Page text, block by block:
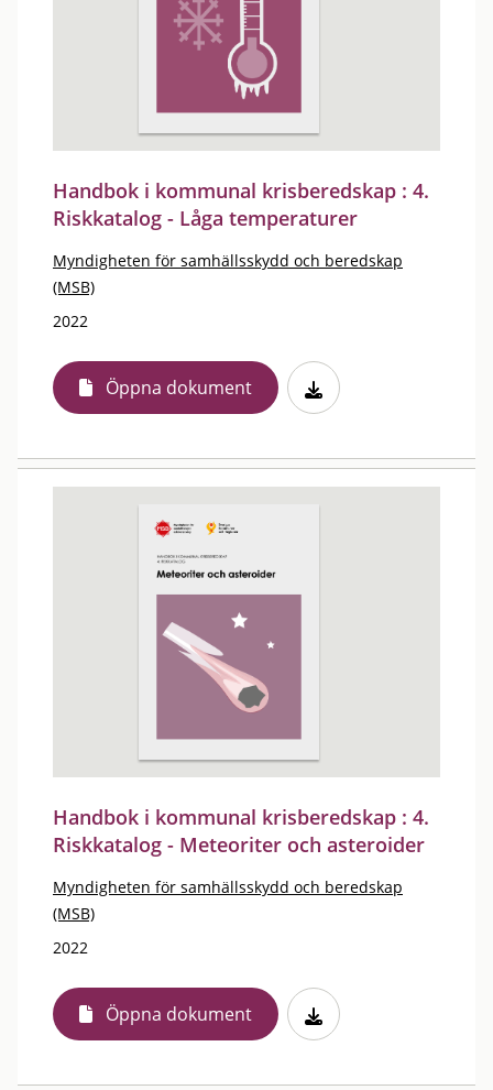
Handbok i kommunal krisberedskap : 4.
Riskkatalog - Låga temperaturer
Myndigheten för samhällsskydd och beredskap
(MSB)
2022
Öppna dokument
Handbok i kommunal krisberedskap : 4.
Riskkatalog - Meteoriter och asteroider
Myndigheten för samhällsskydd och beredskap
(MSB)
2022
Öppna dokument